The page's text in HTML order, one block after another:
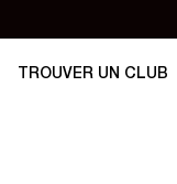
TROUVER UN CLUB